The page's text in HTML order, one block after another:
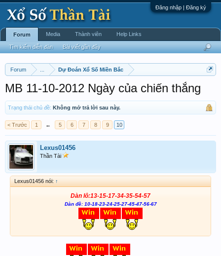
Đăng nhập | Đăng ký
Forum Dự Đoán Xổ Số Miền Bắc
MB 11-10-2012 Ngày của chiến thắng
Trạng thái chủ đề: Không mở trả lời sau này.
< Trước 1 ← 5 6 7 8 9 10
Lexus01456
Thần Tài
Lexus01456 nói: ↑
Dàn lô:13-15-17-34-35-54-57
Dàn đề: 10-18-23-24-25-27-45-47-56-67
Forum
Tìm kiếm diễn đàn Bài viết gần đây
Media Thành viên Help Links